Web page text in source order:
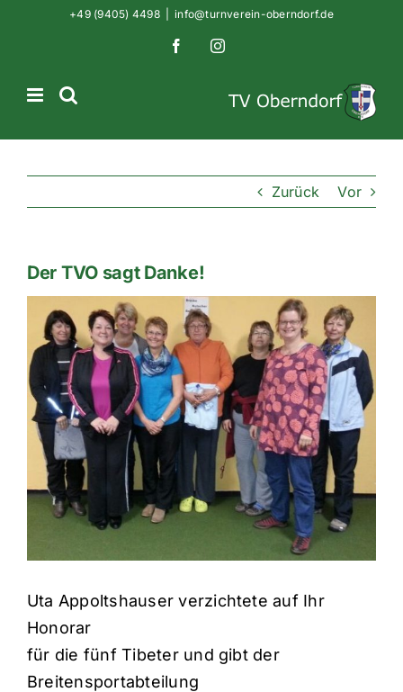
+49 (9405) 4498 info@turnverein-oberndorf.de
FacebookInstagram
Zurück Vor
Der TVO sagt Danke!
Zeige
grösseres
Bild
Uta Appoltshauser verzichtete auf Ihr
Honorar
für die fünf Tibeter und gibt der
Breitensportabteilung